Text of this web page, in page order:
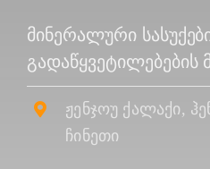
Მინერალური
Გადაწყვეტილებების
ჟენჯოუ ქალაქი,
ჩინეთი